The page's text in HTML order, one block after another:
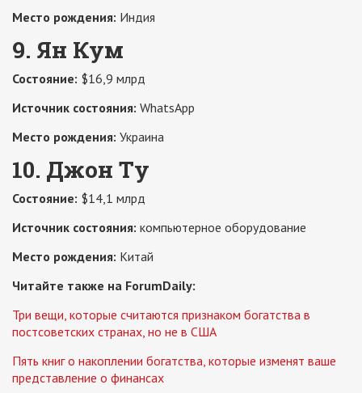
Место рождения: Индия
9. Ян Кум
Состояние: $16,9 млрд
Источник состояния: WhatsApp
Место рождения: Украина
10. Джон Ту
Состояние: $14,1 млрд
Источник состояния: компьютерное оборудование
Место рождения: Китай
Читайте также на ForumDaily:
Три вещи, которые считаются признаком богатства в
постсоветских странах, но не в США
Пять книг о накоплении богатства, которые изменят ваше
представление о финансах